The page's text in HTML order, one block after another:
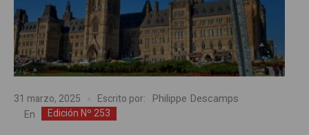
31 marzo, 2025 Escrito por: Philippe Descamps
En Edición Nº 253